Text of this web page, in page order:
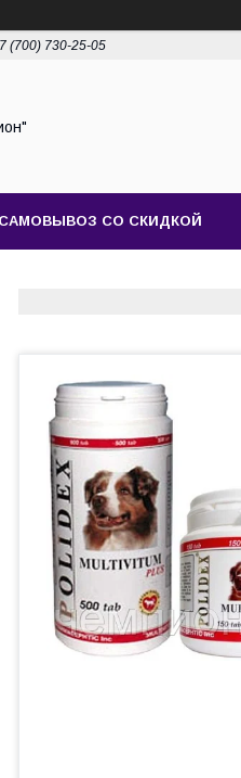
(700) 730-25-05
САМОВЫВОЗ СО СКИДКОЙ